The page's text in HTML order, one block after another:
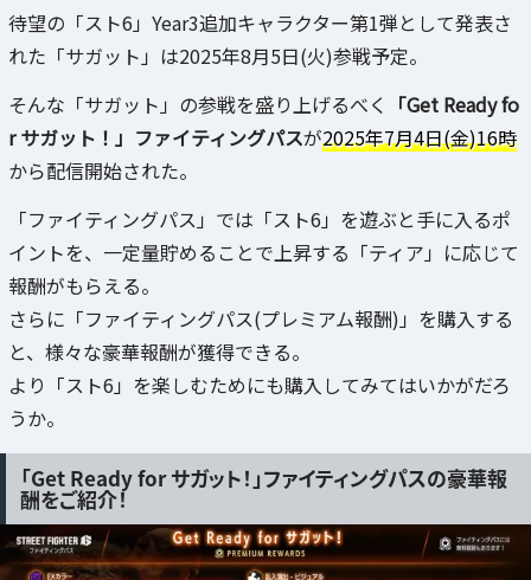
待望の「スト6」Year3追加キャラクター第1弾として発表さ
れた「サガット」は2025年8月5日(火)参戦予定。
そんな「サガット」の参戦を盛り上げるべく
「Get Ready fo
r サガット！」ファイティングパスが2025年7月4日(金)16時
から配信開始された。
「ファイティングパス」では「スト6」を遊ぶと手に入るポ
イントを、一定量貯めることで上昇する「ティア」に応じて
報酬がもらえる。
さらに「ファイティングパス(プレミアム報酬)」を購入する
と、様々な豪華報酬が獲得できる。
より「スト6」を楽しむためにも購入してみてはいかがだろ
うか。
「Get Ready for サガット！」ファイティングパスの豪華報
酬をご紹介！